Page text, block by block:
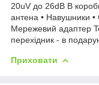
20uV до 26dB В
антена • Навушники
Мережевий адаптер
перехідник - в
Приховати